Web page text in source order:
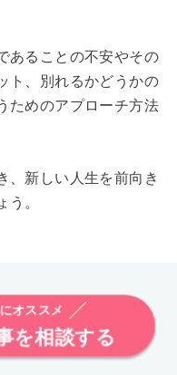
あることの不安やその
ト、別れるかどうかの
ためのアプローチ方法
、新しい人生を前向き
う。
オススメ
を相談する